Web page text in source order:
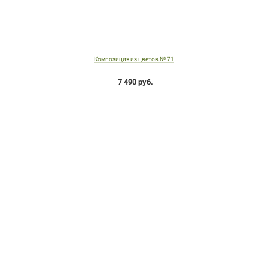
Композиция из цветов № 71
7 490 руб.